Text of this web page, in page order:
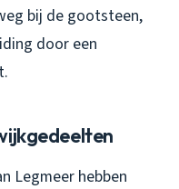
bij de gootsteen,
door een
Legmeer hebben